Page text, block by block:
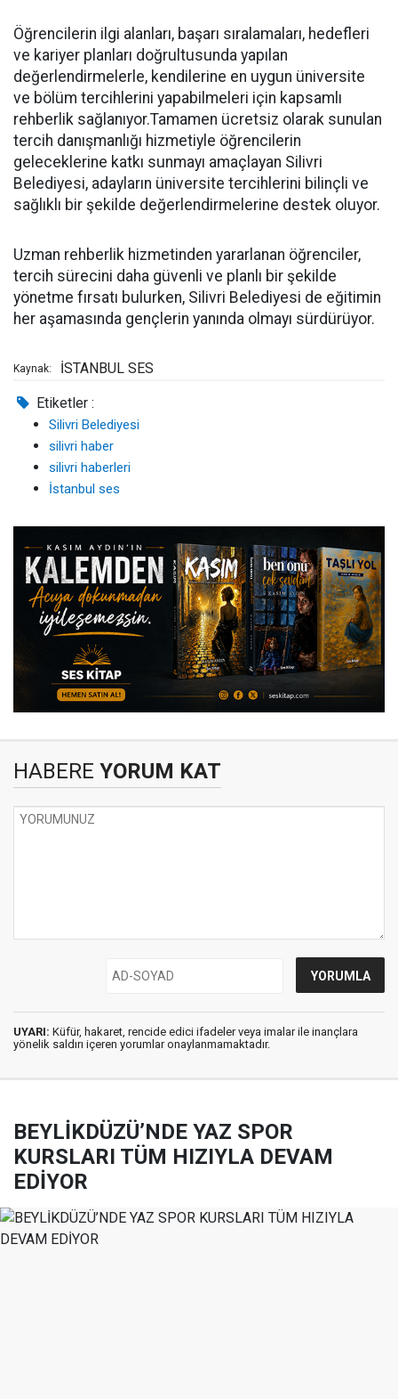
Öğrencilerin ilgi alanları, başarı sıralamaları, hedefleri
ve kariyer planları doğrultusunda yapılan
değerlendirmelerle, kendilerine en uygun üniversite
ve bölüm tercihlerini yapabilmeleri için kapsamlı
rehberlik sağlanıyor.Tamamen ücretsiz olarak sunulan
tercih danışmanlığı hizmetiyle öğrencilerin
geleceklerine katkı sunmayı amaçlayan Silivri
Belediyesi, adayların üniversite tercihlerini bilinçli ve
sağlıklı bir şekilde değerlendirmelerine destek oluyor.
Uzman rehberlik hizmetinden yararlanan öğrenciler,
tercih sürecini daha güvenli ve planlı bir şekilde
yönetme fırsatı bulurken, Silivri Belediyesi de eğitimin
her aşamasında gençlerin yanında olmayı sürdürüyor.
Kaynak: İSTANBUL SES
Etiketler :
Silivri Belediyesi
silivri haber
silivri haberleri
İstanbul ses
HABERE YORUM KAT
UYARI: Küfür, hakaret, rencide edici ifadeler veya imalar ile inançlara
yönelik saldırı içeren yorumlar onaylanmamaktadır.
BEYLİKDÜZÜ’NDE YAZ SPOR
KURSLARI TÜM HIZIYLA DEVAM
EDİYOR